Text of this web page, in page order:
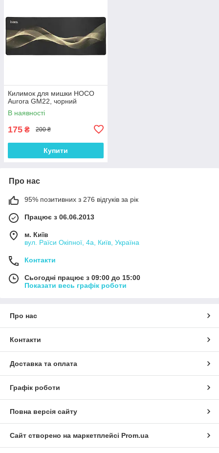
Килимок для мишки HOCO
Aurora GM22, чорний
В наявності
175 ₴ 200 ₴
Купити
Про нас
95% позитивних з 276 відгуків за рік
Працює з 06.06.2013
м. Київ
вул. Раїси Окіпної, 4а, Київ, Україна
Контакти
Сьогодні працює з 09:00 до 15:00
Показати весь графік роботи
Про нас
Контакти
Доставка та оплата
Графік роботи
Повна версія сайту
Сайт створено на маркетплейсі Prom.ua